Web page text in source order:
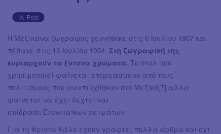
Η Μεξικάνα ζωγράφος γεννήθηκε στις 6 Ιουλίου 1907 και
πέθανε στις 13 Ιουλίου 1954. Στη ζωγραφική της
κυριαρχούν τα έντονα χρώματα. Το στυλ που
χρησιμοποιεί φαίνεται επηρεασμένο από τους
πολιτισμούς που αναπτύχθηκαν στο Μεξικό[7] αλλά
φαίνεται να έχει δεχτεί και
επίδραση Ευρωπαϊκών ρευμάτων.
Για τη Φρίντα Κάλο έχουν γραφτεί πολλά άρθρα και όχι